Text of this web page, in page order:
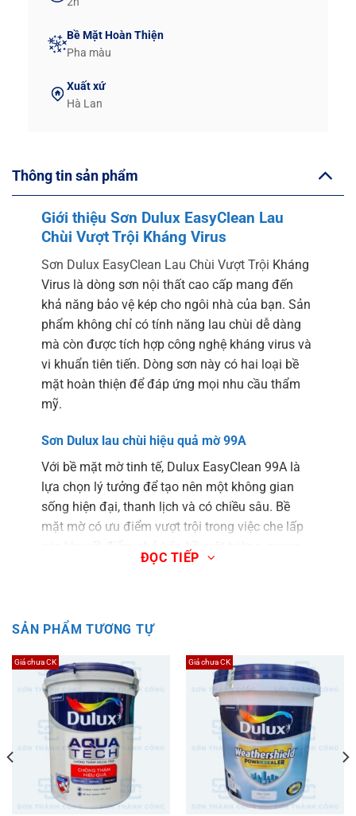
Bề Mặt Hoàn Thiện
Pha màu
Xuất xứ
Hà Lan
Thông tin sản phẩm
Giới thiệu Sơn Dulux EasyClean Lau
Chùi Vượt Trội Kháng Virus
Sơn Dulux EasyClean Lau Chùi Vượt Trội Kháng
Virus là dòng sơn nội thất cao cấp mang đến
khả năng bảo vệ kép cho ngôi nhà của bạn. Sản
phẩm không chỉ có tính năng lau chùi dễ dàng
mà còn được tích hợp công nghệ kháng virus và
vi khuẩn tiên tiến. Dòng sơn này có hai loại bề
mặt hoàn thiện để đáp ứng mọi nhu cầu thẩm
mỹ.
Sơn Dulux lau chùi hiệu quả mờ 99A
Với bề mặt mờ tinh tế, Dulux EasyClean 99A là
lựa chọn lý tưởng để tạo nên một không gian
sống hiện đại, thanh lịch và có chiều sâu. Bề
mặt mờ có ưu điểm vượt trội trong việc che lấp
các khuyết điểm nhỏ trên bề mặt tường, mang
lại vẻ đẹp hoàn hảo và đồng nhất cho công
Sơn Dulux lau chùi hiệu quả
bóng 99AB
Dành cho những ai yêu thích vẻ đẹp sống động
và rực rỡ, Dulux EasyClean 99AB với bề mặt
bóng là sự lựa chọn hoàn hảo
. Bề mặt bóng
không chỉ giúp không gian trở nên tươi mới,
sáng sủa hơn nhờ khả năng phản chiếu ánh
sáng tốt mà còn tăng cường hiệu quả lau chùi,
ĐỌC TIẾP
SẢN PHẨM TƯƠNG TỰ
Giá chưa CK Giá chưa CK